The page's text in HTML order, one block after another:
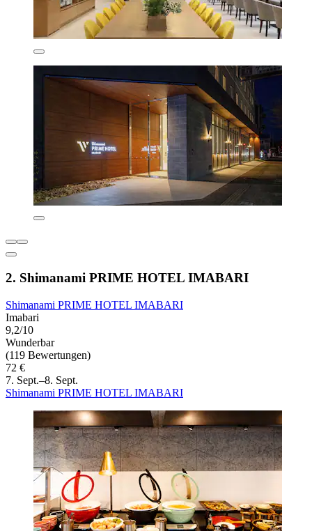
2. Shimanami PRIME HOTEL IMABARI
Shimanami PRIME HOTEL IMABARI
Imabari
9,2/10
Wunderbar
(119 Bewertungen)
72 €
7. Sept.–8. Sept.
Shimanami PRIME HOTEL IMABARI